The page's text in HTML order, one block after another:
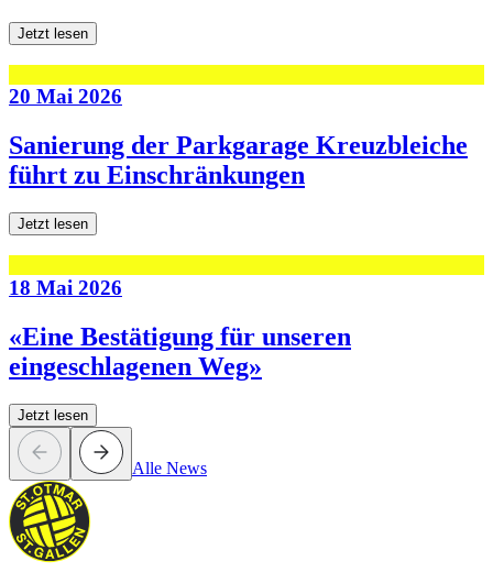
Jetzt lesen
20 Mai 2026
Sanierung der Parkgarage Kreuzbleiche
führt zu Einschränkungen
Jetzt lesen
18 Mai 2026
«Eine Bestätigung für unseren
eingeschlagenen Weg»
Jetzt lesen
Alle News